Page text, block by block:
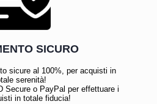
SICURO
sicure al 100%, per acquisti in
serenità!
Secure o PayPal per effettuare i
in totale fiducia!